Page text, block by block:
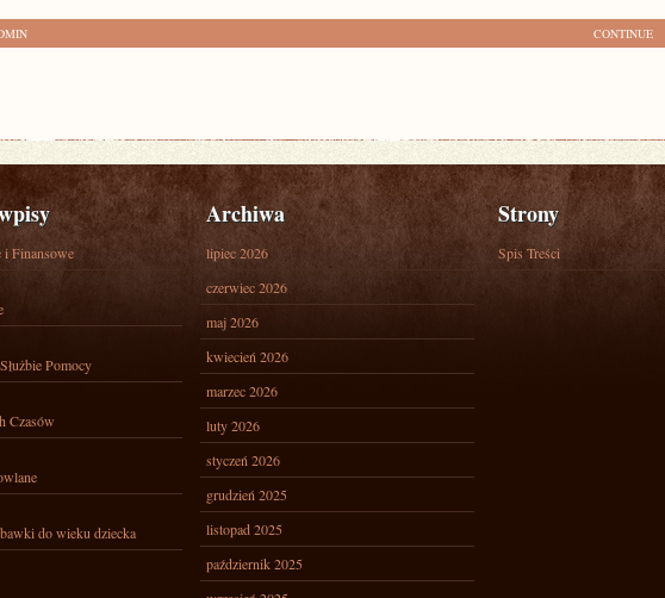
CONTINUE
i Finansowe
Pomocy
Czasów
do wieku dziecka
Archiwa
lipiec 2026
czerwiec 2026
maj 2026
kwiecień 2026
marzec 2026
luty 2026
styczeń 2026
grudzień 2025
listopad 2025
październik 2025
Strony
Spis Treści